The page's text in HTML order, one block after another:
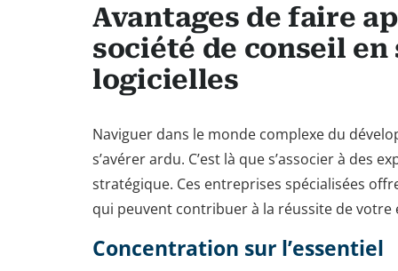
Avantages de faire
société de conseil
logicielles
Naviguer dans le monde complexe du
s’avérer ardu. C’est là que s’associer à des
stratégique. Ces entreprises spécialisées
qui peuvent contribuer à la réussite de votre
Concentration sur l’essentiel